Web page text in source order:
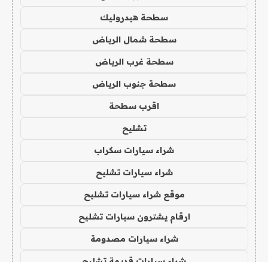
سطحة هيدروليك
سطحة شمال الرياض
سطحة غرب الرياض
سطحة جنوب الرياض
اقرب سطحة
تشليح
شراء سيارات سكراب
شراء سيارات تشليح
موقع شراء سيارات تشليح
ارقام يشترون سيارات تشليح
شراء سيارات مصدومة